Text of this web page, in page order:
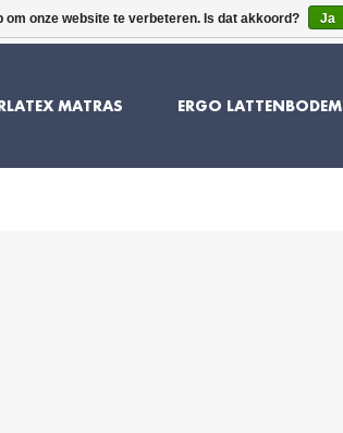
10 JAAR GARANTIE
MATRAS ERGO LATTENBODEM
om onze website te verbeteren. Is dat akkoord? Ja